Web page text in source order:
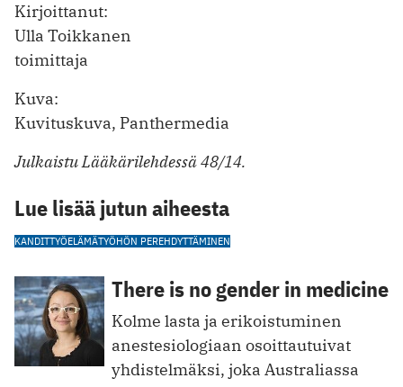
Kirjoittanut:
Ulla Toikkanen
toimittaja
Kuva:
Kuvituskuva, Panthermedia
Julkaistu Lääkärilehdessä 48/14.
Lue lisää jutun aiheesta
KANDITTYÖELÄMÄTYÖHÖN PEREHDYTTÄMINEN
There is no gender in medicine
Kolme lasta ja erikoistuminen
anestesiologiaan osoittautuivat
yhdistelmäksi, joka Australiassa